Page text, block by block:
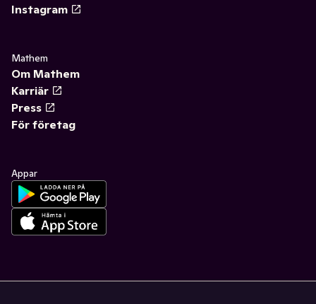
Instagram
Mathem
Om Mathem
Karriär
Press
För företag
Appar